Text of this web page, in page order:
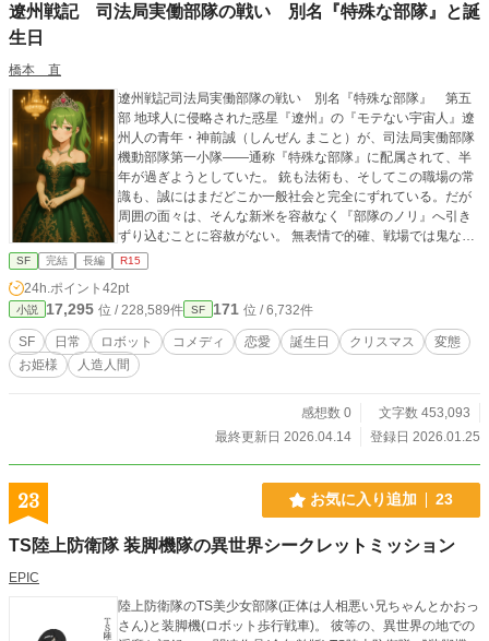
しておりますが、万一盗用と疑われる内容、著作権侵害にあ
遼州戦記 司法局実働部隊の戦い 別名『特殊な部隊』と誕
生日
橋本 直
遼州戦記司法局実働部隊の戦い 別名『特殊な部隊』 第五
部 地球人に侵略された惑星『遼州』の『モテない宇宙人』遼
州人の青年・神前誠（しんぜん まこと）が、司法局実働部隊
機動部隊第一小隊――通称『特殊な部隊』に配属されて、半
年が過ぎようとしていた。 銃も法術も、そしてこの職場の常
識も、誠にはまだどこか一般社会と完全にずれている。だが
周囲の面々は、そんな新米を容赦なく『部隊のノリ』へ引き
ずり込むことに容赦がない。 無表情で的確、戦場では鬼なの
に日常では不器用な小隊長カウラ・ベルガー大尉。 185cmの
長身に糸目の笑顔、豪快さと悪ノリを両立させる運用艦『ふ
さ』艦長アメリア・クラウゼ中佐。 上流貴族の生まれで暴力
サイボーグ、誠を蹴って起こすのが朝の挨拶な西園寺かなめ
大尉。 そして彼女の妹で、誠の『許婚』を自称する完璧美貌
の少佐・日野かえで――ただし趣味と執着が致命的に『異
常』。 舞台は年末。訓練帰りに降る雪、カウラがこの世界に
とがきっかけで、アメリア主導のクリスマス会が誠の実家
『神前一刀流道場』で開催されることになる。 剣の家に、軍
そして『認めた覚えのない婚約話』までが次々に襲来。誠は
ツッコミ役として振り回されながらも、カウラへの贈り物に
いく。 笑いと皮肉、仲間の情と厄介さが同居する、SFお仕事
SF 完結 長編 R15
24h.ポイント 42pt
小説 17,295 位 / 228,589件 SF 171 位 / 6,732件
SF 日常 ロボット コメディ 恋愛 誕生日 クリスマス
変態
お姫様
人造人間
感想数 0
文字数 453,093
最終更新日 2026.04.14
登録日 2026.01.25
23 お気に入り追加 23
TS陸上防衛隊 装脚機隊の異世界シークレットミッション
EPIC
陸上防衛隊のTS美少女部隊(正体は人相悪い兄ちゃんとかおっ
さん)と装脚機(ロボット歩行戦車)。 彼等の、異世界の地での